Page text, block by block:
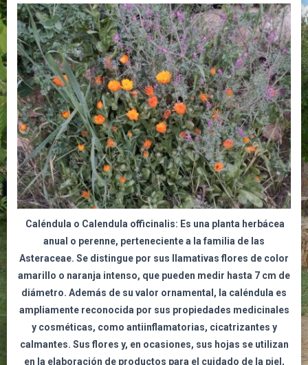
Caléndula o Calendula officinalis: Es una planta herbácea
anual o perenne, perteneciente a la familia de las
Asteraceae. Se distingue por sus llamativas flores de color
amarillo o naranja intenso, que pueden medir hasta 7 cm de
diámetro. Además de su valor ornamental, la caléndula es
ampliamente reconocida por sus propiedades medicinales
y cosméticas, como antiinflamatorias, cicatrizantes y
calmantes. Sus flores y, en ocasiones, sus hojas se utilizan
en la elaboración de productos para el cuidado de la piel,